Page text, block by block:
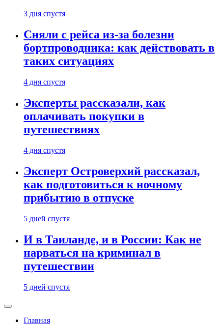
3 дня спустя
Сняли с рейса из-за болезни
бортпроводника: как действовать в
таких ситуациях
4 дня спустя
Эксперты рассказали, как
оплачивать покупки в
путешествиях
4 дня спустя
Эксперт Островерхий рассказал,
как подготовиться к ночному
прибытию в отпуске
5 дней спустя
И в Таиланде, и в России: Как не
нарваться на криминал в
путешествии
5 дней спустя
Главная